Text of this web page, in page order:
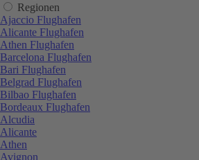
Regionen
Ajaccio Flughafen
Alicante Flughafen
Athen Flughafen
Barcelona Flughafen
Bari Flughafen
Belgrad Flughafen
Bilbao Flughafen
Bordeaux Flughafen
Alcudia
Alicante
Athen
Avignon